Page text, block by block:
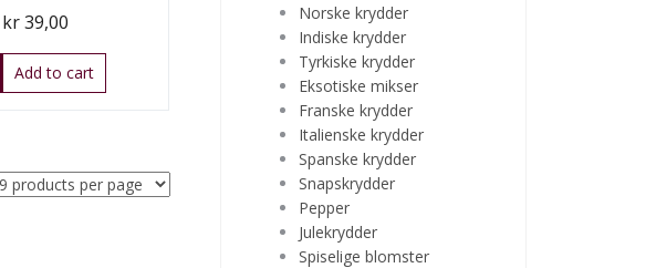
kr39,00
Add to cart
Norske krydder
Indiske krydder
Tyrkiske krydder
Eksotiske mikser
Franske krydder
Italienske krydder
Spanske krydder
Snapskrydder
Pepper
Julekrydder
Spiselige blomster